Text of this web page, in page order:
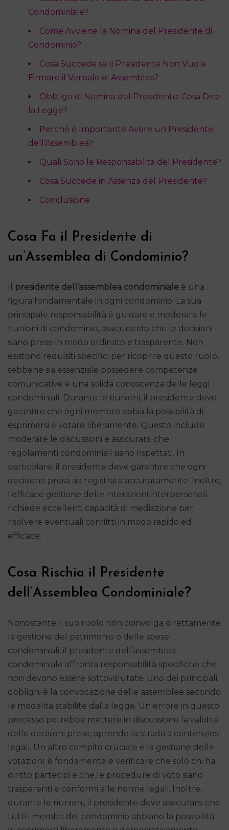
Condominiale?
Come Avviene la Nomina del Presidente di
Condominio?
Cosa Succede se il Presidente Non Vuole
Firmare il Verbale di Assemblea?
Obbligo di Nomina del Presidente: Cosa Dice
la Legge?
Perché è Importante Avere un Presidente
dell’Assemblea?
Quali Sono le Responsabilità del Presidente?
Cosa Succede in Assenza del Presidente?
Conclusione
Cosa Fa il Presidente di
un’Assemblea di Condominio?
Il presidente dell’assemblea condominiale è una
figura fondamentale in ogni condominio. La sua
principale responsabilità è guidare e moderare le
riunioni di condominio, assicurando che le decisioni
siano prese in modo ordinato e trasparente. Non
esistono requisiti specifici per ricoprire questo ruolo,
sebbene sia essenziale possedere competenze
comunicative e una solida conoscenza delle leggi
condominiali. Durante le riunioni, il presidente deve
garantire che ogni membro abbia la possibilità di
esprimersi e votare liberamente. Questo include
moderare le discussioni e assicurarsi che i
regolamenti condominiali siano rispettati. In
particolare, il presidente deve garantire che ogni
decisione presa sia registrata accuratamente. Inoltre,
l’efficace gestione delle interazioni interpersonali
richiede eccellenti capacità di mediazione per
risolvere eventuali conflitti in modo rapido ed
efficace.
Cosa Rischia il Presidente
dell’Assemblea Condominiale?
Nonostante il suo ruolo non coinvolga direttamente
la gestione del patrimonio o delle spese
condominiali, il presidente dell’assemblea
condominiale affronta responsabilità specifiche che
non devono essere sottovalutate. Uno dei principali
obblighi è la convocazione delle assemblee secondo
le modalità stabilite dalla legge. Un errore in questo
processo potrebbe mettere in discussione la validità
delle decisioni prese, aprendo la strada a contenziosi
legali. Un altro compito cruciale è la gestione delle
votazioni: è fondamentale verificare che solo chi ha
diritto partecipi e che le procedure di voto siano
trasparenti e conformi alle norme legali. Inoltre,
durante le riunioni, il presidente deve assicurarsi che
tutti i membri del condominio abbiano la possibilità